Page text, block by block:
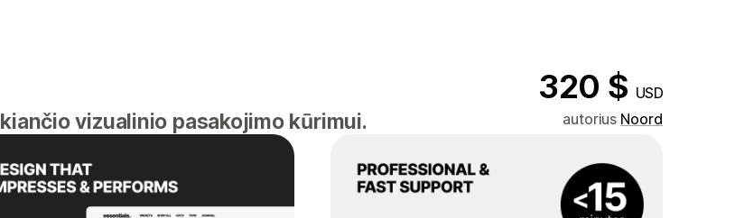
320 $ USD
vizualinio pasakojimo kūrimui. autorius Noord